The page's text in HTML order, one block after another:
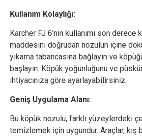
Kullanım Kolaylığı:
Karcher FJ 6'nın kullanımı son derece
maddesini doğrudan nozulun içine
yıkama tabancasına bağlayın ve
başlayın. Köpük yoğunluğunu ve
ihtiyacınıza göre ayarlayabilirsiniz.
Geniş Uygulama Alanı:
Bu köpük nozulu, farklı yüzeylerdeki
temizlemek için uygundur. Araçlar, kış